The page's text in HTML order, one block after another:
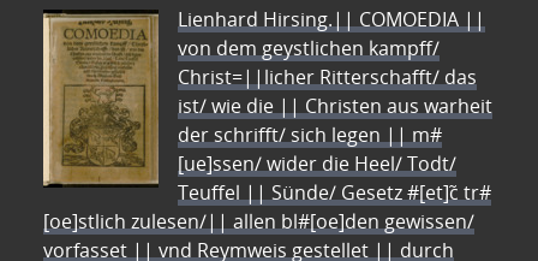
Lienhard Hirsing.|| COMOEDIA ||
von dem geystlichen kampff/
Christ=||licher Ritterschafft/ das
ist/ wie die || Christen aus warheit
der schrifft/ sich legen || m#
[ue]ssen/ wider die Heel/ Todt/
Teuffel || Sünde/ Gesetz #[et]c̃ tr#
[oe]stlich zulesen/|| allen bl#[oe]den gewissen/
vorfasset || vnd Reymweis gestellet || durch